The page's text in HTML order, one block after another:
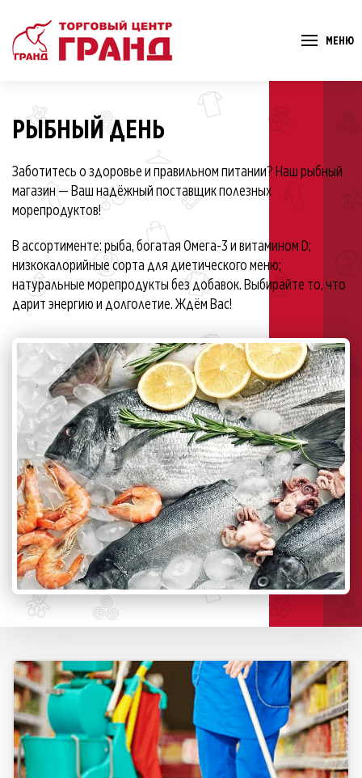
МЕНЮ
РЫБНЫЙ ДЕНЬ
Заботитесь о здоровье и правильном питании? Наш рыбный
магазин — Ваш надёжный поставщик полезных
морепродуктов!
В ассортименте: рыба, богатая Омега-3 и витамином D;
низкокалорийные сорта для диетического меню;
натуральные морепродукты без добавок. Выбирайте то, что
дарит энергию и долголетие. Ждём Вас!